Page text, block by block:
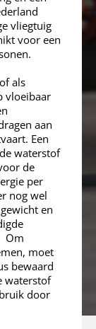
vliegtuig
voor een
als
vloeibaar
aan
Een
waterstof
de
per
nog wel
en
Om
moet
bewaard
waterstof
door